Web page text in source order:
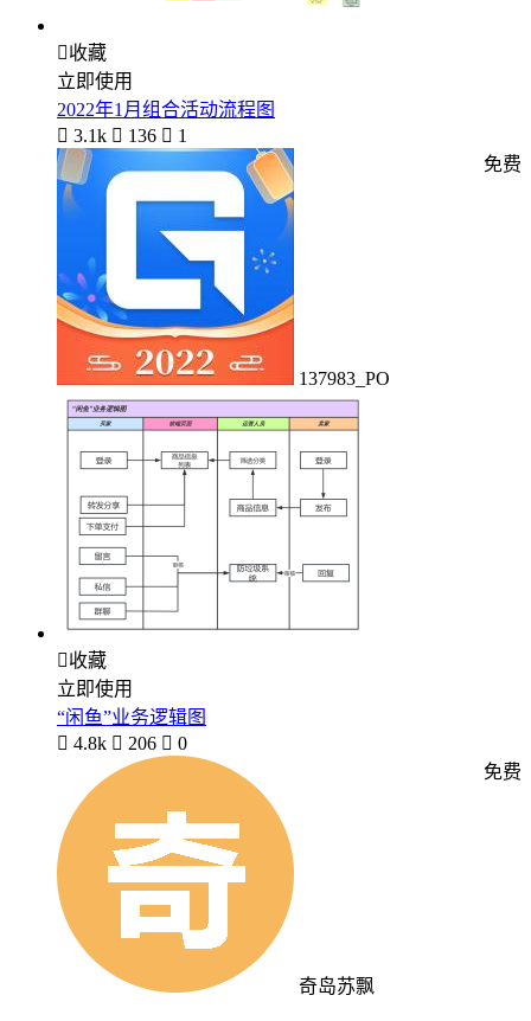
收藏
立即使用
2022年1月组合活动流程图
 3.1k  136  1
137983_PO
免费
收藏
立即使用
“闲鱼”业务逻辑图
 4.8k  206  0
奇岛苏飘
免费